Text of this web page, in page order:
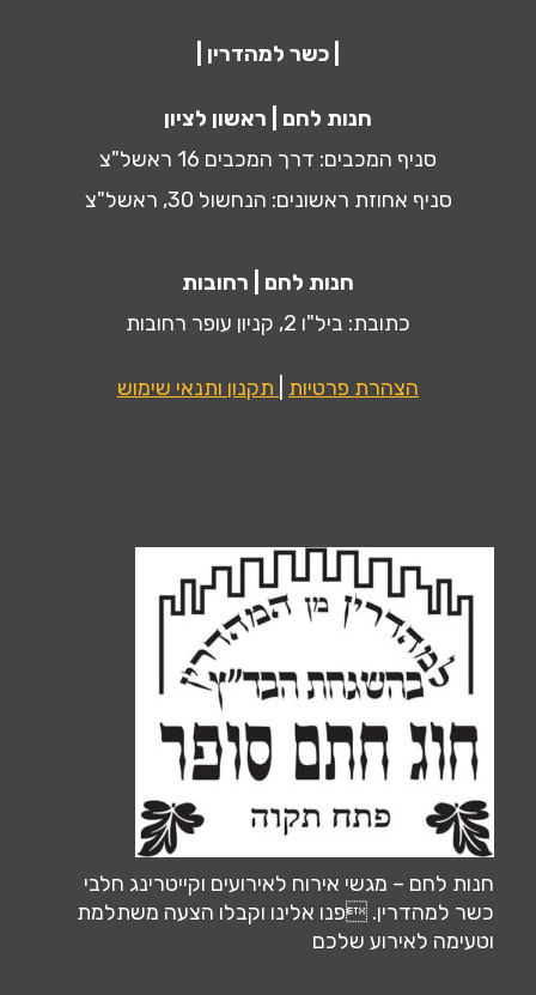
| כשר למהדרין |
חנות לחם | ראשון לציון
סניף המכבים: דרך המכבים 16 ראשל"צ
סניף אחוזת ראשונים: הנחשול 30, ראשל"צ
חנות לחם | רחובות
כתובת: ביל"ו 2, קניון עופר רחובות
הצהרת פרטיות תקנון ותנאי שימוש
חנות לחם – מגשי אירוח לאירועים וקייטרינג חלבי
כשר למהדרין. פנו אלינו וקבלו הצעה משתלמת
וטעימה לאירוע שלכם